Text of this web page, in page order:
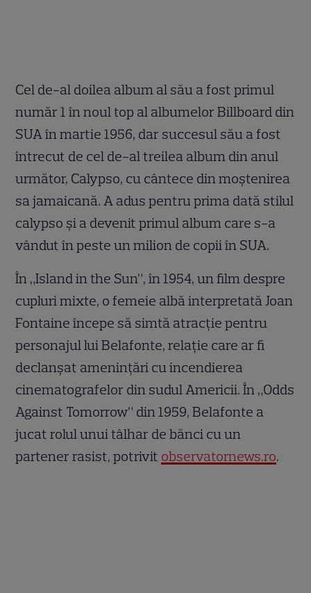
Cel de-al doilea album al său a fost primul
număr 1 în noul top al albumelor Billboard din
SUA în martie 1956, dar succesul său a fost
întrecut de cel de-al treilea album din anul
următor, Calypso, cu cântece din moștenirea
sa jamaicană. A adus pentru prima dată stilul
calypso și a devenit primul album care s-a
vândut în peste un milion de copii în SUA.
În „Island in the Sun”, în 1954, un film despre
cupluri mixte, o femeie albă interpretată Joan
Fontaine începe să simtă atracție pentru
personajul lui Belafonte, relație care ar fi
declanșat amenințări cu incendierea
cinematografelor din sudul Americii. În „Odds
Against Tomorrow” din 1959, Belafonte a
jucat rolul unui tâlhar de bănci cu un
partener rasist, potrivit observatornews.ro.